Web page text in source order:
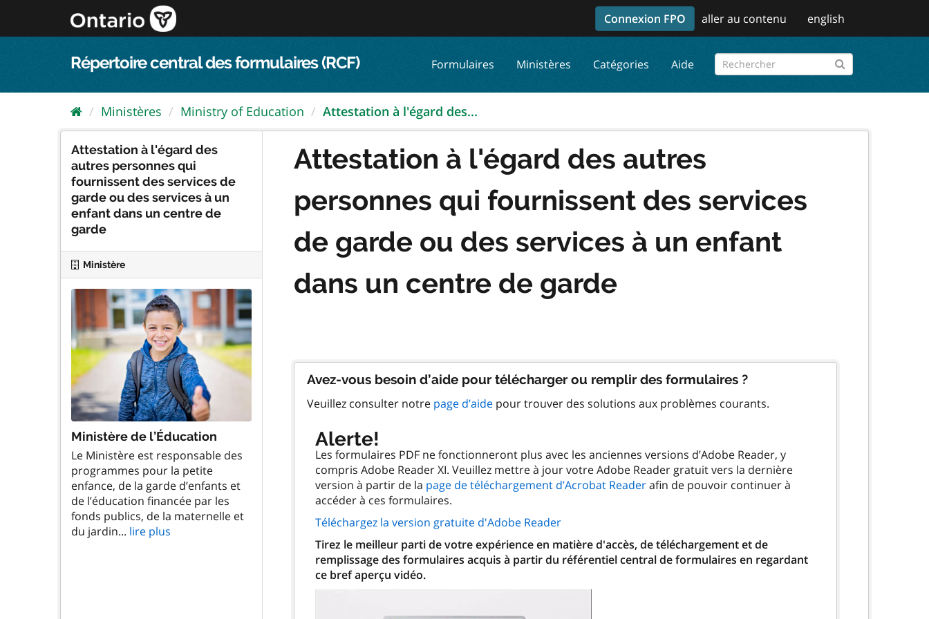
au
Connexion FPO aller au contenu english
Répertoire central des formulaires (RCF) Formulaires Ministères Catégories Aide
Ministères Ministry of Education Attestation à l'égard des...
Attestation à l'égard des
autres personnes qui
fournissent des services de
garde ou des services à un
enfant dans un centre de
garde
Ministère
Ministère de l’Éducation
Le Ministère est responsable des
programmes pour la petite
enfance, de la garde d’enfants et
de l’éducation financée par les
fonds publics, de la maternelle et
du jardin... lire plus
Attestation à l'égard des autres
personnes qui fournissent des services
de garde ou des services à un enfant
dans un centre de garde
Avez-vous besoin d’aide pour télécharger ou remplir des formulaires ?
Veuillez consulter notre page d’aide pour trouver des solutions aux problèmes courants.
Alerte!
Les formulaires PDF ne fonctionneront plus avec les anciennes versions d’Adobe Reader, y
compris Adobe Reader XI. Veuillez mettre à jour votre Adobe Reader gratuit vers la dernière
version à partir de la page de téléchargement d’Acrobat Readerafin de pouvoir continuer à
accéder à ces formulaires.
Téléchargez la version gratuite d'Adobe Reader
Tirez le meilleur parti de votre expérience en matière d'accès, de téléchargement et de
remplissage des formulaires acquis à partir du référentiel central de formulaires en regardant
ce bref aperçu vidéo.